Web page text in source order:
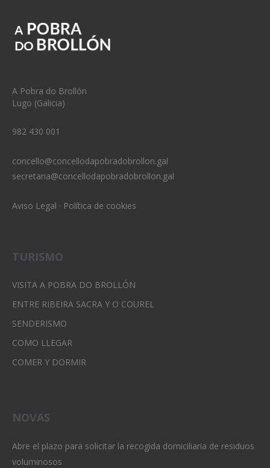
A Pobra do Brollón
Lugo (Galicia)
982 430 001
concello@concellodapobradobrollon.gal
secretaria@concellodapobradobrollon.gal
Aviso Legal · Política de cookies
TURISMO
VISITA A POBRA DO BROLLÓN
ENTRE RIBEIRA SACRA Y O COUREL
SENDERISMO
COMO LLEGAR
COMER Y DORMIR
NOVAS
Abre el plazo para solicitar la recogida domiciliaria de residuos
voluminosos